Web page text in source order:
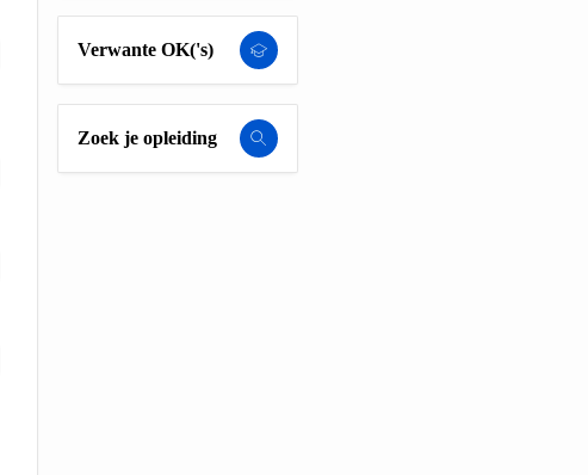
Verwante OK('s)
Zoek je opleiding